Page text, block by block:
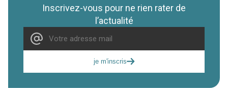
Inscrivez-vous pour ne rien rater de
l’actualité
je m'inscris